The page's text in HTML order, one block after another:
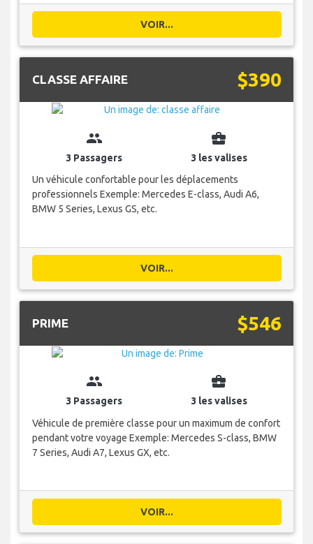
VOIR...
CLASSE AFFAIRE $390
group
3 Passagers
business_center
3 les valises
Un véhicule confortable pour les déplacements
professionnels Exemple: Mercedes E-class, Audi A6,
BMW 5 Series, Lexus GS, etc.
VOIR...
PRIME $546
group
3 Passagers
business_center
3 les valises
Véhicule de première classe pour un maximum de confort
pendant votre voyage Exemple: Mercedes S-class, BMW
7 Series, Audi A7, Lexus GX, etc.
VOIR...